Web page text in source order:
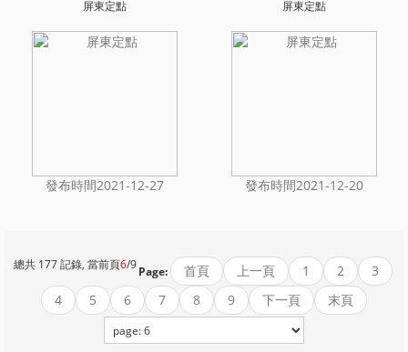
屏東定點
發布時間2021-12-27
屏東定點
發布時間2021-12-20
Page:
總共 177 記錄, 當前頁6/9 首頁 上一頁 1 2
3
4
5 6 7 8 9 下一頁 末頁